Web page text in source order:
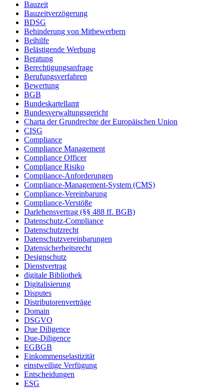
Bauzeit
Bauzeitverzögerung
BDSG
Behinderung von Mitbewerbern
Beihilfe
Belästigende Werbung
Beratung
Berechtigungsanfrage
Berufungsverfahren
Bewertung
BGB
Bundeskartellamt
Bundesverwaltungsgericht
Charta der Grundrechte der Europäischen Union
CISG
Compliance
Compliance Management
Compliance Officer
Compliance Risiko
Compliance-Anforderungen
Compliance-Management-System (CMS)
Compliance-Vereinbarung
Compliance-Verstöße
Darlehensvertrag (§§ 488 ff. BGB)
Datenschutz-Compliance
Datenschutzrecht
Datenschutzvereinbarungen
Datensicherheitsrecht
Designschutz
Dienstvertrag
digitale Bibliothek
Digitalisierung
Disputes
Distributorenverträge
Domain
DSGVO
Due Diligence
Due-Diligence
EGBGB
Einkommenselastizität
einstweilige Verfügung
Entscheidungen
ESG